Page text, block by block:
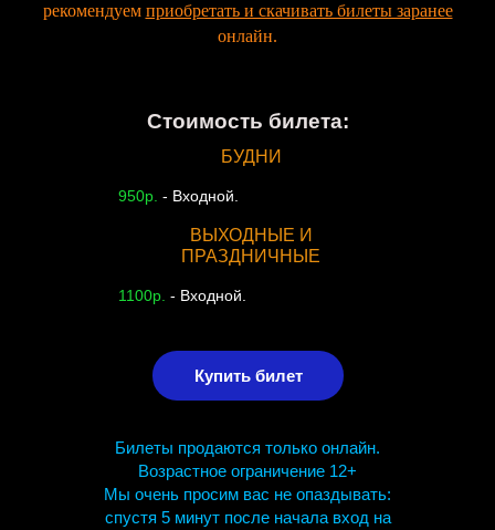
рекомендуем приобретать и скачивать билеты заранее
онлайн.
Стоимость билета:
950р. - Входной.
БУДНИ
ВЫХОДНЫЕ И
ПРАЗДНИЧНЫЕ
1100р. - Входной.
Купить билет
Билеты продаются только онлайн.
Возрастное ограничение 12+
Мы очень просим вас не опаздывать:
спустя 5 минут после начала вход на